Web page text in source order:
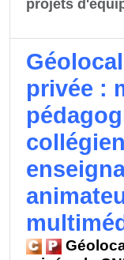
projets
privée :